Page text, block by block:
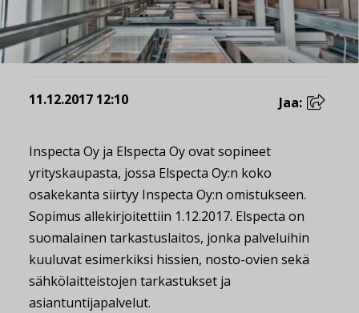
11.12.2017 12:10 Jaa:
Inspecta Oy ja Elspecta Oy ovat sopineet
yrityskaupasta, jossa Elspecta Oy:n koko
osakekanta siirtyy Inspecta Oy:n omistukseen.
Sopimus allekirjoitettiin 1.12.2017. Elspecta on
suomalainen tarkastuslaitos, jonka palveluihin
kuuluvat esimerkiksi hissien, nosto-ovien sekä
sähkölaitteistojen tarkastukset ja
asiantuntijapalvelut.